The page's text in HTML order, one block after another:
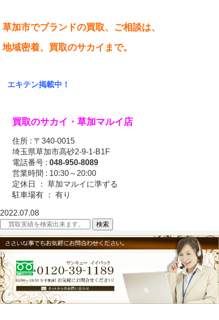
草加市でブランドの買取、ご相談は、
地域密着、買取のサカイ まで。
エキテン掲載中！
買取のサカイ・ 草加マルイ店
住所 : 〒340-0015
埼玉県草加市高砂2-9-1-B1F
電話番号 : 048-950-8089
営業時間 : 10:30～20:00
定休日 ： 草加マルイに準ずる
駐車場有 ： 有り
2022.07.08